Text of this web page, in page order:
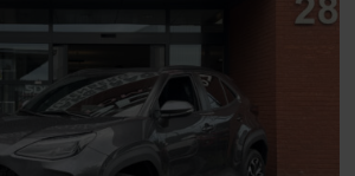
achter